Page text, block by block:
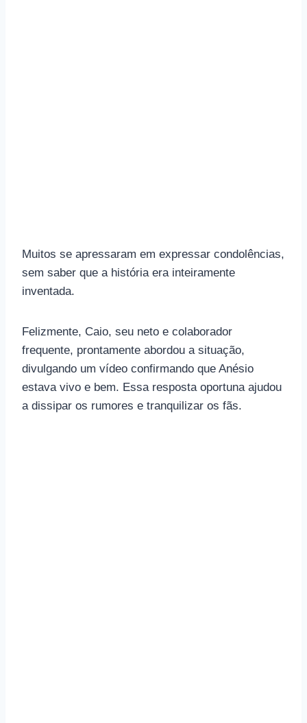
Muitos se apressaram em expressar condolências,
sem saber que a história era inteiramente
inventada.
Felizmente, Caio, seu neto e colaborador
frequente, prontamente abordou a situação,
divulgando um vídeo confirmando que Anésio
estava vivo e bem. Essa resposta oportuna ajudou
a dissipar os rumores e tranquilizar os fãs.